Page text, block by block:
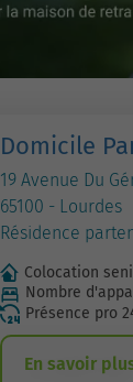
Domicile
19 Avenue Du
65100 - Lourdes
Résidence
Colocation
Nombre
Présence pro
En savoir